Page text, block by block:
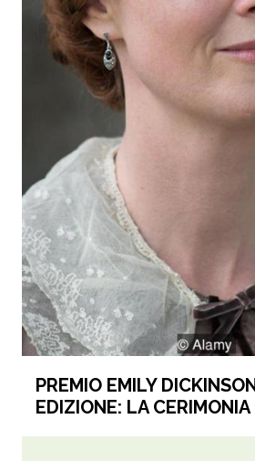
PREMIO EMILY
EDIZIONE: LA